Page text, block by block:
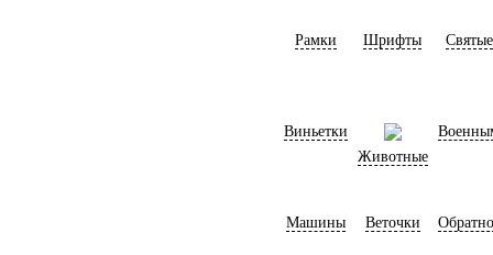
Рамки Шрифты Святые
Виньетки
Животные
Машины Веточки